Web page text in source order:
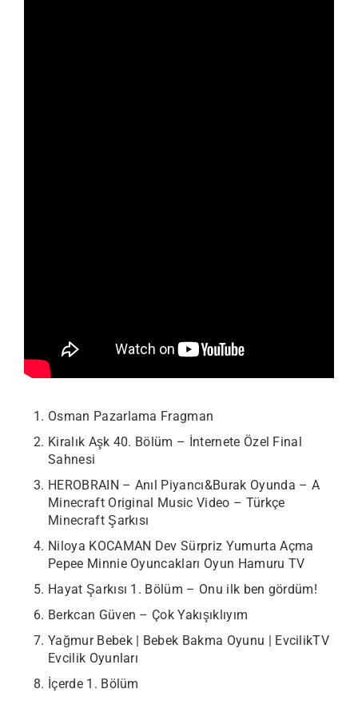
Osman Pazarlama Fragman
Kiralık Aşk 40. Bölüm – İnternete Özel Final
Sahnesi
HEROBRAIN – Anıl Piyancı&Burak Oyunda – A
Minecraft Original Music Video – Türkçe
Minecraft Şarkısı
Niloya KOCAMAN Dev Sürpriz Yumurta Açma
Pepee Minnie Oyuncakları Oyun Hamuru TV
Hayat Şarkısı 1. Bölüm – Onu ilk ben gördüm!
Berkcan Güven – Çok Yakışıklıyım
Yağmur Bebek | Bebek Bakma Oyunu | EvcilikTV
Evcilik Oyunları
İçerde 1. Bölüm